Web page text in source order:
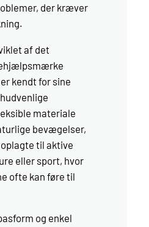
der kræver
af det
kendt for sine
materiale
bevægelser,
til aktive
eller sport, hvor
ofte kan føre til
og enkel